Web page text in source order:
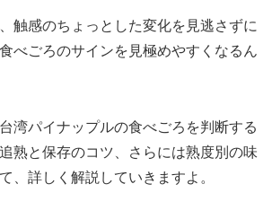
触感のちょっとした変化を見逃さずに
べごろのサインを見極めやすくなるん
湾パイナップルの食べごろを判断する
熟と保存のコツ、さらには熟度別の味
、詳しく解説していきますよ。